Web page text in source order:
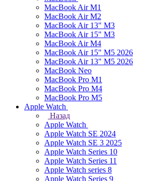
MacBook Air M1
MacBook Air M2
MacBook Air 13" M3
MacBook Air 15" M3
MacBook Air M4
MacBook Air 15" М5 2026
MacBook Air 13" М5 2026
MacBook Neo
MacBook Pro M1
MacBook Pro M4
MacBook Pro M5
Apple Watch
Назад
Apple Watch
Apple Watch SE 2024
Apple Watch SE 3 2025
Apple Watch Series 10
Apple Watch Series 11
Apple Watch series 8
Apple Watch Series 9